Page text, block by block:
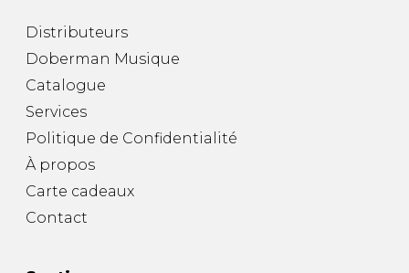
Distributeurs
Doberman Musique
Catalogue
Services
Politique de Confidentialité
À propos
Carte cadeaux
Contact